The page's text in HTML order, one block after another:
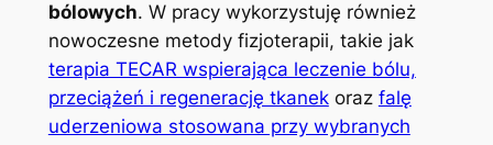
bólowych. W pracy wykorzystuję również
nowoczesne metody fizjoterapii, takie jak
terapia TECAR wspierająca leczenie bólu,
przeciążeń i regenerację tkanekoraz falę
uderzeniowa stosowana przy wybranych